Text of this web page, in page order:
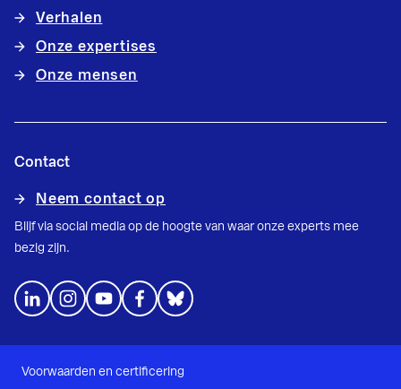
Verhalen
Onze expertises
Onze mensen
Contact
Neem contact op
Blijf via social media op de hoogte van waar onze experts mee
bezig zijn.
Voorwaarden en certificering